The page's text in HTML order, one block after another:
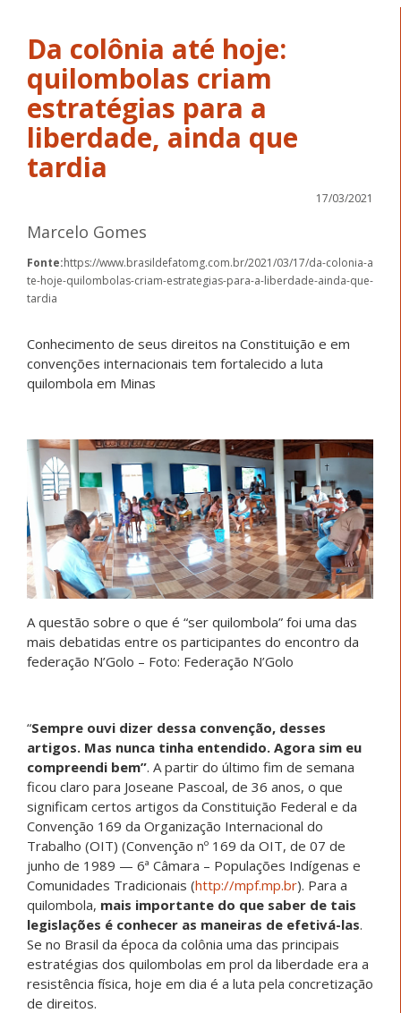
Da colônia até hoje:
quilombolas criam
estratégias para a
liberdade, ainda que
tardia
17/03/2021
Marcelo Gomes
Fonte:https://www.brasildefatomg.com.br/2021/03/17/da-colonia-a
te-hoje-quilombolas-criam-estrategias-para-a-liberdade-ainda-que-
tardia
Conhecimento de seus direitos na Constituição e em
convenções internacionais tem fortalecido a luta
quilombola em Minas
A questão sobre o que é “ser quilombola” foi uma das
mais debatidas entre os participantes do encontro da
federação N’Golo – Foto: Federação N’Golo
“Sempre ouvi dizer dessa convenção, desses
artigos. Mas nunca tinha entendido. Agora sim eu
compreendi bem”. A partir do último fim de semana
ficou claro para Joseane Pascoal, de 36 anos, o que
significam certos artigos da Constituição Federal e da
Convenção 169 da Organização Internacional do
Trabalho (OIT) (Convenção nº 169 da OIT, de 07 de
junho de 1989 — 6ª Câmara – Populações Indígenas e
Comunidades Tradicionais (http://mpf.mp.br). Para a
quilombola, mais importante do que saber de tais
legislações é conhecer as maneiras de efetivá-las.
Se no Brasil da época da colônia uma das principais
estratégias dos quilombolas em prol da liberdade era a
resistência física, hoje em dia é a luta pela concretização
de direitos.